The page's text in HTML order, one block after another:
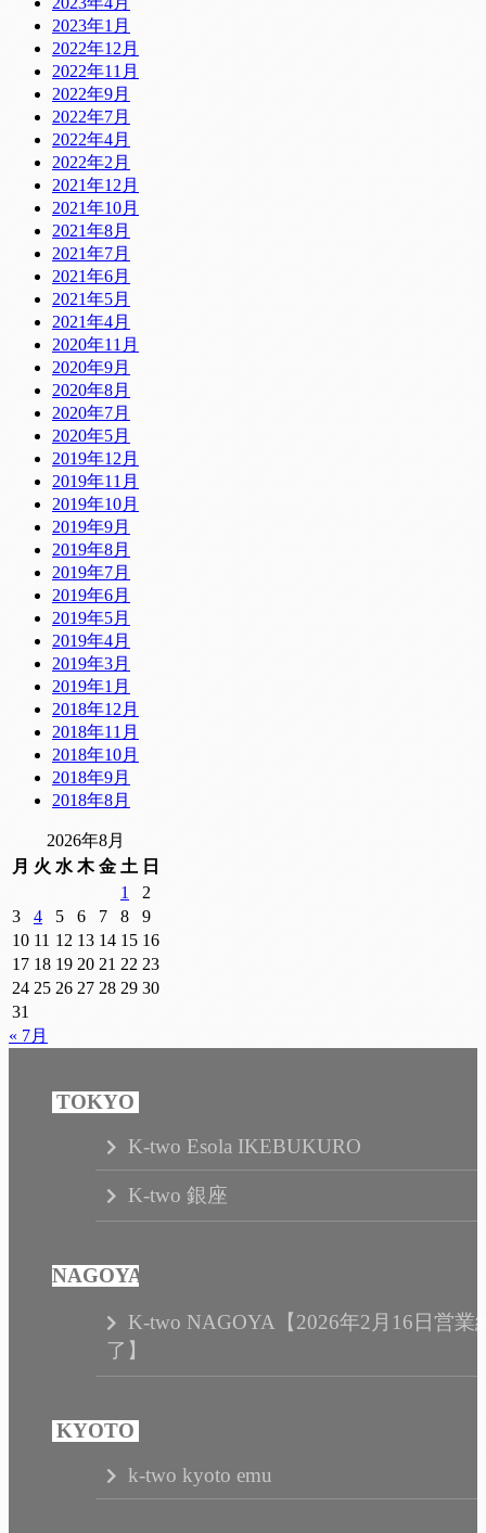
2023年1月
2022年12月
2022年11月
2022年9月
2022年7月
2022年4月
2022年2月
2021年12月
2021年10月
2021年8月
2021年7月
2021年6月
2021年5月
2021年4月
2020年11月
2020年9月
2020年8月
2020年7月
2020年5月
2019年12月
2019年11月
2019年10月
2019年9月
2019年8月
2019年7月
2019年6月
2019年5月
2019年4月
2019年3月
2019年1月
2018年12月
2018年11月
2018年10月
2018年9月
2018年8月
2026年8月
月 火 水 木 金 土 日
1
2
3
4 5 6 7 8
9
10 11 12 13 14 15 16
17 18 19 20 21 22 23
24 25 26 27 28 29 30
31
« 7月
K-two Esola IKEBUKURO
K-two 銀座
K-two NAGOYA【2026年2月16日営業
了】
k-two kyoto emu